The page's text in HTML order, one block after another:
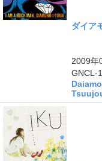
ダイア
2009年
GNCL-